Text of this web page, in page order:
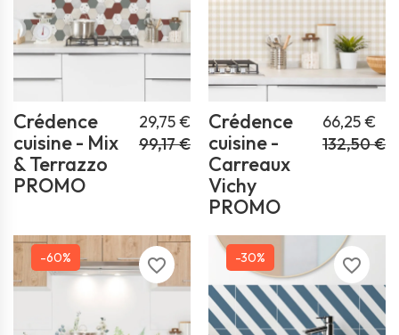
Crédence
cuisine - Mix
& Terrazzo
PROMO
29,75 €
99,17 €
Crédence
cuisine -
Carreaux
Vichy
PROMO
66,25 €
132,50 €
favorite_border
-60% favorite_border
-30%